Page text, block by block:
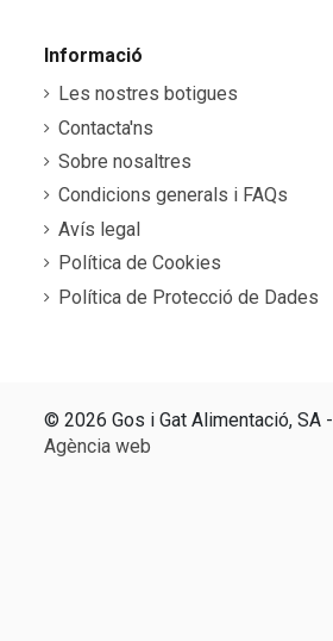
Informació
Les nostres botigues
Contacta'ns
Sobre nosaltres
Condicions generals i FAQs
Avís legal
Política de Cookies
Política de Protecció de Dades
© 2026 Gos i Gat Alimentació, SA -
Agència web